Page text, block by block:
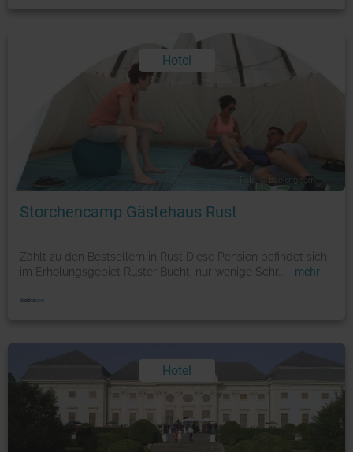
Hotel
Foto: © booking.com
Storchencamp Gästehaus Rust
Zählt zu den Bestsellern in Rust Diese Pension befindet sich
im Erholungsgebiet Ruster Bucht, nur wenige Schr
mehr
Hotel